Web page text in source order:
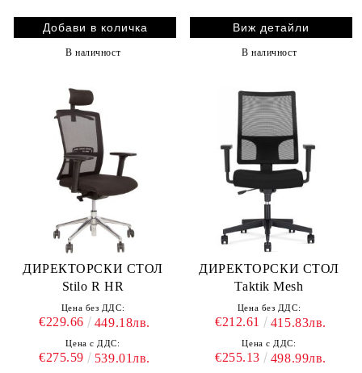
В наличност
Виж детайли
В наличност
ДИРЕКТОРСКИ СТОЛ
Stilo R HR
Цена без ДДС:
€229.66 449.18лв.
Цена с ДДС:
€275.59 539.01лв.
ДИРЕКТОРСКИ СТОЛ
Taktik Mesh
Цена без ДДС:
€212.61 415.83лв.
Цена с ДДС:
€255.13 498.99лв.